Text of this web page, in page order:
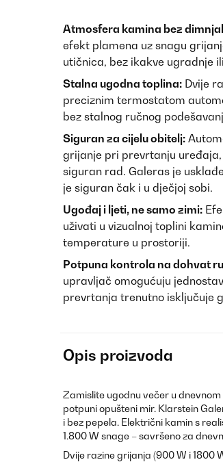
Atmosfera kamina bez
efekt plamena uz snagu
utičnica, bez ikakve ugradnje
Stalna ugodna toplina: Dvije
preciznim termostatom
bez stalnog ručnog
Siguran za cijelu obitelj:
grijanje pri prevrtanju
siguran rad. Galeras je
je siguran čak i u dječjoj sobi.
Ugođaj i ljeti, ne samo zimi:
uživati u vizualnoj toplini
temperature u prostoriji.
Potpuna kontrola na dohvat
upravljač omogućuju
prevrtanja trenutno isključuje
Opis proizvoda
Zamislite ugodnu večer u
potpuni opušteni mir. Klarstein
i bez pepela. Električni kamin s
1.800 W snage – savršeno za
Dvije razine grijanja (900 W i 1800